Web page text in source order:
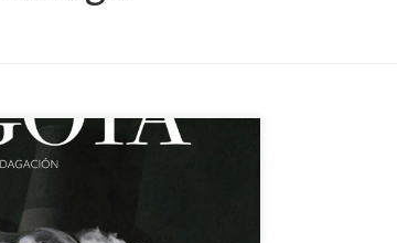
una perspectiva de arte